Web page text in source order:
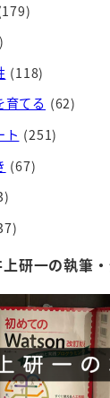
(118)
育てる (62)
ト (251)
(67)
研一の執筆